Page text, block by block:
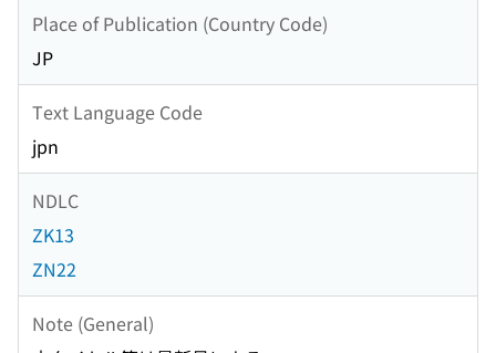
Place of Publication (Country Code)
JP
Text Language Code
jpn
NDLC
ZK13
ZN22
Note (General)